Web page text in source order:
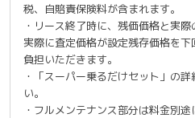
税、自賠責保険料が含まれます。
・リース終了時に、残価価格と実際
実際に査定価格が設定残存価格を
負担いただきます。
・「スーパー乗るだけセット」の
い。
・フルメンテナンス部分は料金別